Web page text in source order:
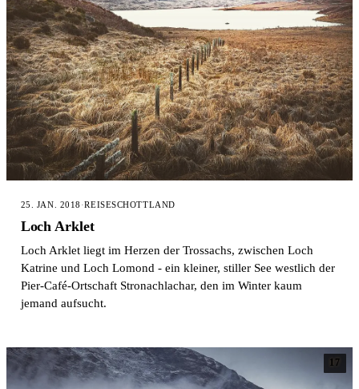
25. JAN. 2018 ·REISESCHOTTLAND
Loch Arklet
Loch Arklet liegt im Herzen der Trossachs, zwischen Loch
Katrine und Loch Lomond - ein kleiner, stiller See westlich der
Pier-Café-Ortschaft Stronachlachar, den im Winter kaum
jemand aufsucht.
17